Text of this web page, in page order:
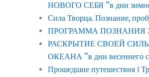
НОВОГО СЕБЯ “в дни
Сила Творца. Познание,
ПРОГРАММА ПОЗНАНИЯ
РАСКРЫТИЕ СВОЕЙ
ОКЕАНА “в дни весеннего
Прошедшие путешествия |